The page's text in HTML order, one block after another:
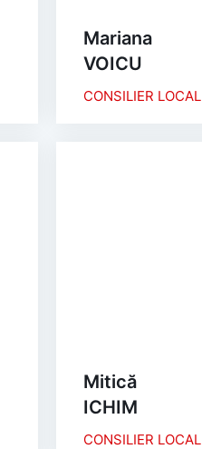
Mariana
VOICU
CONSILIER LOCAL
Mitică
ICHIM
CONSILIER LOCAL